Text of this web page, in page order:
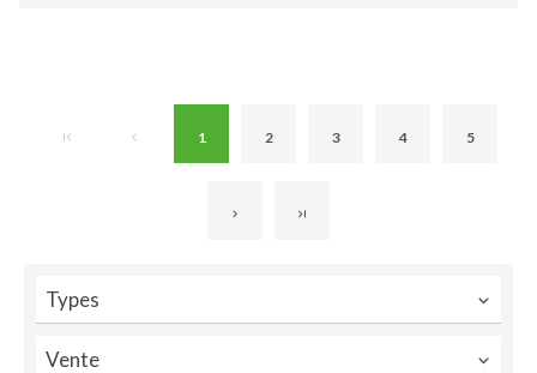
1 2 3 4 5
Types
Vente